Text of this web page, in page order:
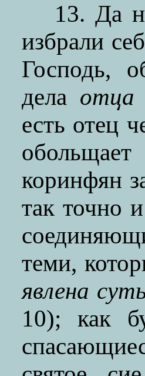
13. Да
избрали
Господь,
дела отца
есть отец
коринфян
так точно
теми,
явлена
10); как